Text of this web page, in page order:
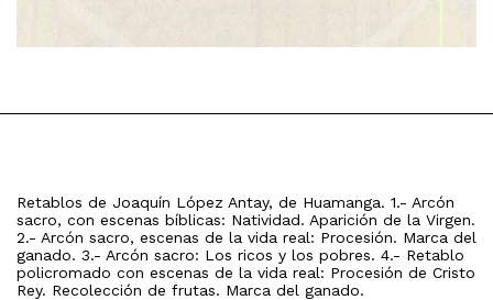
Retablos de Joaquín López Antay, de Huamanga. 1.- Arcón
sacro, con escenas bíblicas: Natividad. Aparición de la Virgen.
2.- Arcón sacro, escenas de la vida real: Procesión. Marca del
ganado. 3.- Arcón sacro: Los ricos y los pobres. 4.- Retablo
policromado con escenas de la vida real: Procesión de Cristo
Rey. Recolección de frutas. Marca del ganado.